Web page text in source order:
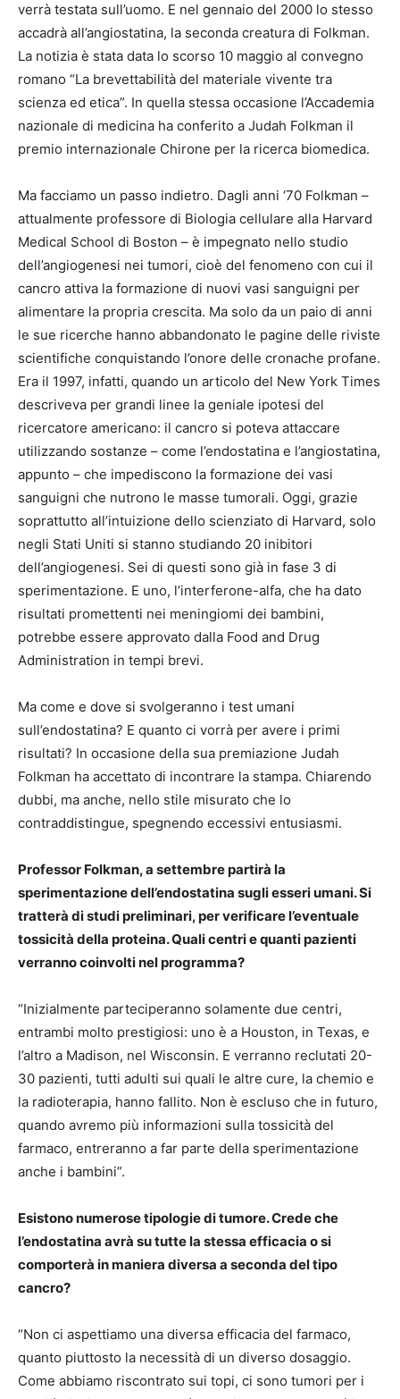
verrà testata sull’uomo. E nel gennaio del 2000 lo stesso
accadrà all’angiostatina, la seconda creatura di Folkman.
La notizia è stata data lo scorso 10 maggio al convegno
romano “La brevettabilità del materiale vivente tra
scienza ed etica”. In quella stessa occasione l’Accademia
nazionale di medicina ha conferito a Judah Folkman il
premio internazionale Chirone per la ricerca biomedica.
Ma facciamo un passo indietro. Dagli anni ‘70 Folkman –
attualmente professore di Biologia cellulare alla Harvard
Medical School di Boston – è impegnato nello studio
dell’angiogenesi nei tumori, cioè del fenomeno con cui il
cancro attiva la formazione di nuovi vasi sanguigni per
alimentare la propria crescita. Ma solo da un paio di anni
le sue ricerche hanno abbandonato le pagine delle riviste
scientifiche conquistando l’onore delle cronache profane.
Era il 1997, infatti, quando un articolo del New York Times
descriveva per grandi linee la geniale ipotesi del
ricercatore americano: il cancro si poteva attaccare
utilizzando sostanze – come l’endostatina e l’angiostatina,
appunto – che impediscono la formazione dei vasi
sanguigni che nutrono le masse tumorali. Oggi, grazie
soprattutto all’intuizione dello scienziato di Harvard, solo
negli Stati Uniti si stanno studiando 20 inibitori
dell’angiogenesi. Sei di questi sono già in fase 3 di
sperimentazione. E uno, l’interferone-alfa, che ha dato
risultati promettenti nei meningiomi dei bambini,
potrebbe essere approvato dalla Food and Drug
Administration in tempi brevi.
Ma come e dove si svolgeranno i test umani
sull’endostatina? E quanto ci vorrà per avere i primi
risultati? In occasione della sua premiazione Judah
Folkman ha accettato di incontrare la stampa. Chiarendo
dubbi, ma anche, nello stile misurato che lo
contraddistingue, spegnendo eccessivi entusiasmi.
Professor Folkman, a settembre partirà la
sperimentazione dell’endostatina sugli esseri umani. Si
tratterà di studi preliminari, per verificare l’eventuale
tossicità della proteina. Quali centri e quanti pazienti
verranno coinvolti nel programma?
“Inizialmente parteciperanno solamente due centri,
entrambi molto prestigiosi: uno è a Houston, in Texas, e
l’altro a Madison, nel Wisconsin. E verranno reclutati 20-
30 pazienti, tutti adulti sui quali le altre cure, la chemio e
la radioterapia, hanno fallito. Non è escluso che in futuro,
quando avremo più informazioni sulla tossicità del
farmaco, entreranno a far parte della sperimentazione
anche i bambini”.
Esistono numerose tipologie di tumore. Crede che
l’endostatina avrà su tutte la stessa efficacia o si
comporterà in maniera diversa a seconda del tipo
cancro?
“Non ci aspettiamo una diversa efficacia del farmaco,
quanto piuttosto la necessità di un diverso dosaggio.
Come abbiamo riscontrato sui topi, ci sono tumori per i